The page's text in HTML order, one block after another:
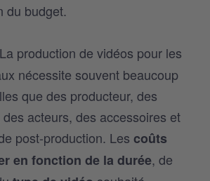
du budget.
production de vidéos pour les
nécessite souvent beaucoup
que des producteur, des
acteurs, des accessoires et
post-production. Les coûts
en fonction de la durée, de